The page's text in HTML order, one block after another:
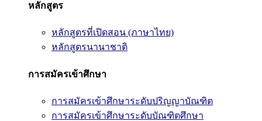
หลักสูตร
หลักสูตรที่เปิดสอน (ภาษาไทย)
หลักสูตรนานาชาติ
การสมัครเข้าศึกษา
การสมัครเข้าศึกษาระดับปริญญาบัณฑิต
การสมัครเข้าศึกษาระดับบัณฑิตศึกษา